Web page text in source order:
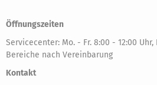
Öffnungszeiten
Servicecenter: Mo. - Fr. 8:00 - 12:00 Uhr,
Bereiche nach Vereinbarung
Kontakt